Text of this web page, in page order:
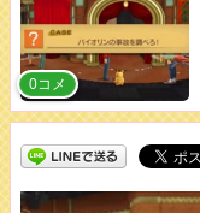
0コメ